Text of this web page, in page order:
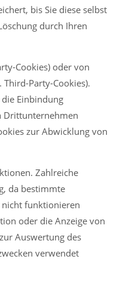
bis Sie diese selbst
durch Ihren
Cookies) oder von
Party-Cookies).
Einbindung
Drittunternehmen
zur Abwicklung von
Zahlreiche
da bestimmte
funktionieren
oder die Anzeige von
Auswertung des
verwendet